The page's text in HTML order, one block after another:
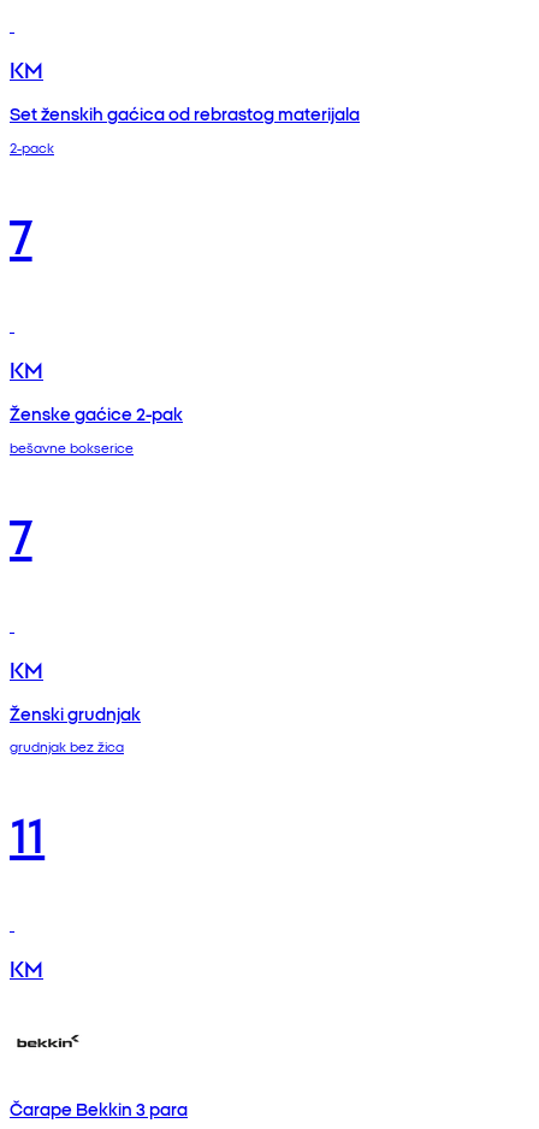
KM
Set ženskih gaćica od rebrastog materijala
2-pack
7
KM
Ženske gaćice 2-pak
bešavne bokserice
7
KM
Ženski grudnjak
grudnjak bez žica
11
KM
Čarape Bekkin 3 para